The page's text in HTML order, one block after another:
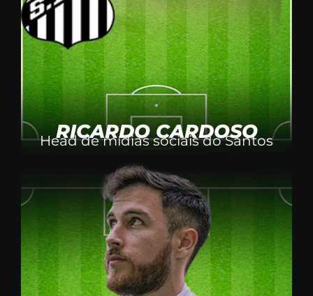
RICARDO CARDOSO
Head de mídias sociais do Santos